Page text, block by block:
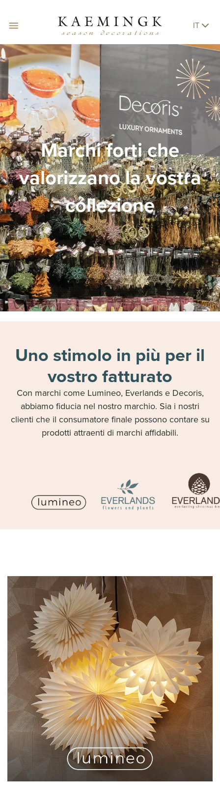
IT
Marchi forti che
valorizzano la vostra
collezione
Uno stimolo in più per il
vostro fatturato
Con marchi come Lumineo, Everlands e Decoris,
abbiamo fiducia nel nostro marchio. Sia i nostri
clienti che il consumatore finale possono contare su
prodotti attraenti di marchi affidabili.